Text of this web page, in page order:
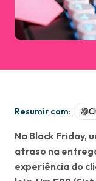
Resumir com:
Na Black Friday,
atraso na
experiência do